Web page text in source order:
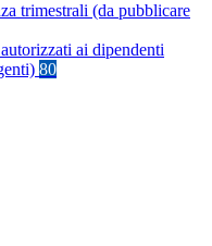
trimestrali (da pubblicare
ai dipendenti
80